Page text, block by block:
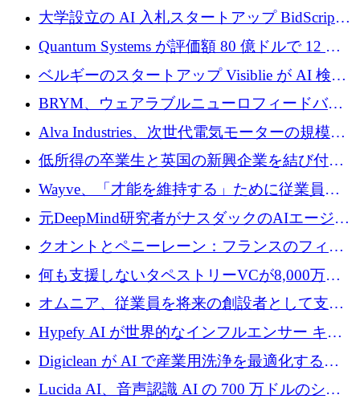
企業として初めて米国の主要取引所に上場
大学設立の AI 入札スタートアップ BidScript
がプレシード資金総額 100 万ドルを突破
Quantum Systems が評価額 80 億ドルで 12 億
ドルを調達
ベルギーのスタートアップ Visiblie が AI 検索
の可視化のために 50 万ユーロを調達
BRYM、ウェアラブルニューロフィードバッ
クプラットフォームの開発に65万ユーロを確
Alva Industries、次世代電気モーターの規模拡
大に 1,600 万ユーロを調達
低所得の卒業生と英国の新興企業を結び付け
るためにCommon Pathを開始
Wayve、「才能を維持する」ために従業員に
8,500万ドルの株式公開買い付けを実施
元DeepMind研究者がナスダックのAIエージェ
ントを拡張するためにCreandumの資金調達で
記録を獲得
クオントとペニーレーン：フランスのフィン
テックの友人と敵
何も支援しないタペストリーVCが8,000万ド
ルの資金を調達、ロンドン事務所を開設
オムニア、従業員を将来の創設者として支援
するために Firedrop でファンドを立ち上げる
Hypefy AI が世界的なインフルエンサー キャ
ンペーンを自動化するためにシリーズ A で
720 万ドルを調達
Digiclean が AI で産業用洗浄を最適化するた
めに 250 万ユーロを調達
Lucida AI、音声認識 AI の 700 万ドルのシー